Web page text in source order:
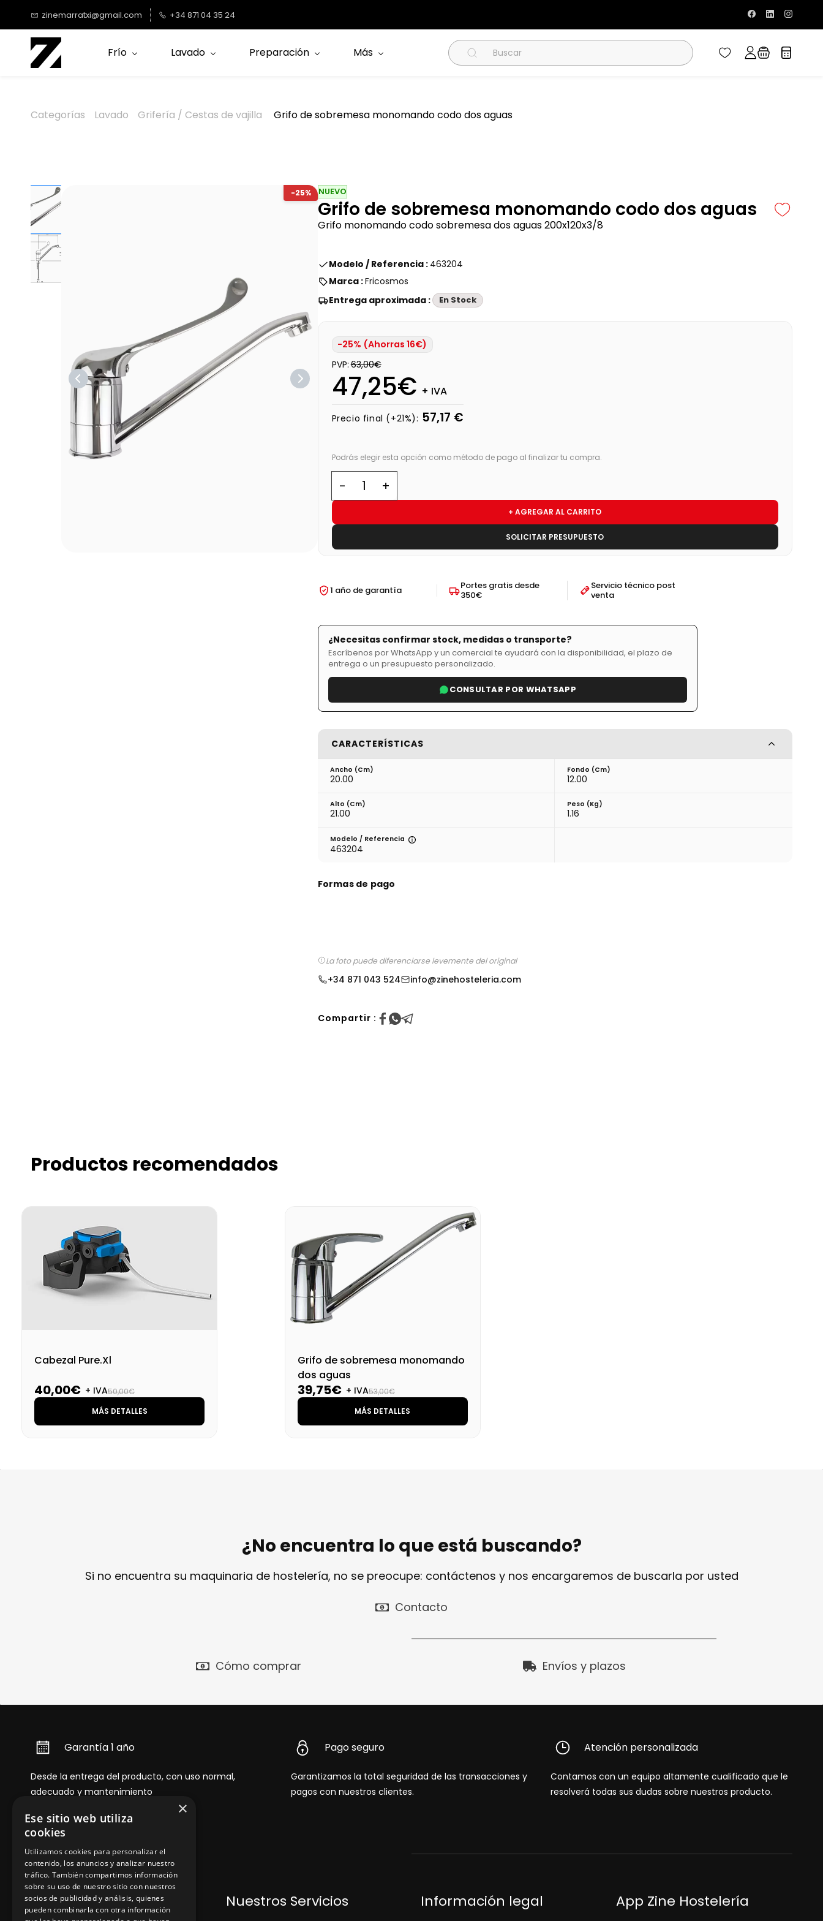
contenido
principal
zinemarratxi@gmail.com +34 871 04 35 24
Frío Lavado Preparación Más
Categorías Lavado Grifería / Cestas de vajilla Grifo de sobremesa monomando codo dos aguas
-25% NUEVO
Grifo de sobremesa monomando codo dos aguas
Grifo monomando codo sobremesa dos aguas 200x120x3/8
Modelo / Referencia : 463204
Marca :Fricosmos
Entrega aproximada :
En Stock
-25% (Ahorras 16€)
PVP:63,00€
47,25€ + IVA
Precio final (+21%): 57,17 €
Podrás elegir esta opción como método de pago al finalizar tu compra.
+ AGREGAR AL CARRITO
SOLICITAR PRESUPUESTO
1 año de garantía
Portes gratis desde
350€
Servicio técnico post
venta
¿Necesitas confirmar stock, medidas o transporte?
Escríbenos por WhatsApp y un comercial te ayudará con la disponibilidad, el plazo de
entrega o un presupuesto personalizado.
CONSULTAR POR WHATSAPP
CARACTERÍSTICAS
Ancho (cm)
20.00
Fondo (cm)
12.00
Alto (cm)
21.00
Peso (kg)
1.16
Modelo / Referencia
463204
Formas de pago
La foto puede diferenciarse levemente del original
+34 871 043 524 info@zinehosteleria.com
Compartir :
Productos recomendados
Cabezal Pure.Xl
40,00€ + IVA50,00€
MÁS DETALLES
Grifo de sobremesa monomando
dos aguas
39,75€ + IVA53,00€
MÁS DETALLES
¿No encuentra lo que está buscando?
Si no encuentra su maquinaria de hostelería, no se preocupe: contáctenos y nos encargaremos de buscarla por usted
Contacto
Cómo comprar Envíos y plazos
Garantía 1 año
Desde la entrega del producto, con uso normal,
adecuado y mantenimiento
Pago seguro
Garantizamos la total seguridad de las transacciones y
pagos con nuestros clientes.
Atención personalizada
Contamos con un equipo altamente cualificado que le
resolverá todas sus dudas sobre nuestros producto.
Dónde encontrarnos Nuestros Servicios Información legal App Zine Hostelería
×
Ese sitio web utiliza
cookies
Utilizamos cookies para personalizar el
contenido, los anuncios y analizar nuestro
tráfico. También compartimos información
sobre su uso de nuestro sitio con nuestros
socios de publicidad y análisis, quienes
pueden combinarla con otra información